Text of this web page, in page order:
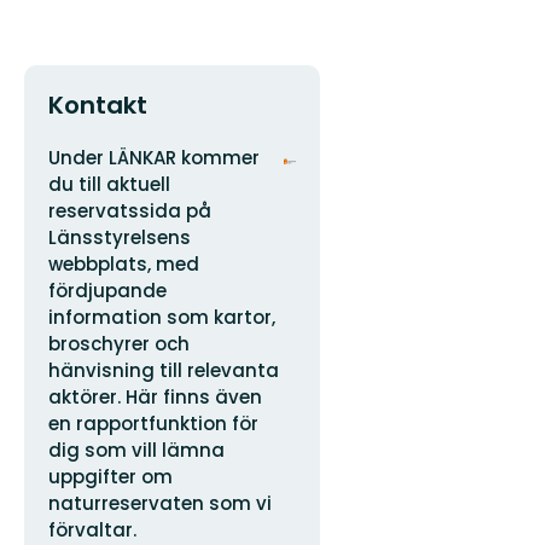
Kontakt
Adress
Under LÄNKAR kommer
du till aktuell
reservatssida på
Länsstyrelsens
webbplats, med
fördjupande
information som kartor,
broschyrer och
hänvisning till relevanta
aktörer. Här finns även
en rapportfunktion för
dig som vill lämna
uppgifter om
naturreservaten som vi
förvaltar.
Organisationens